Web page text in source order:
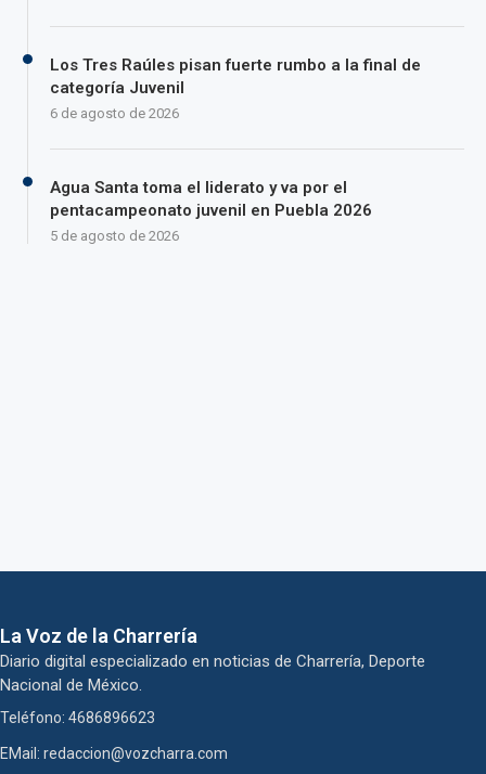
Los Tres Raúles pisan fuerte rumbo a la final de
categoría Juvenil
6 de agosto de 2026
Agua Santa toma el liderato y va por el
pentacampeonato juvenil en Puebla 2026
5 de agosto de 2026
La Voz de la Charrería
Diario digital especializado en noticias de Charrería, Deporte
Nacional de México.
Teléfono: 4686896623
EMail: redaccion@vozcharra.com